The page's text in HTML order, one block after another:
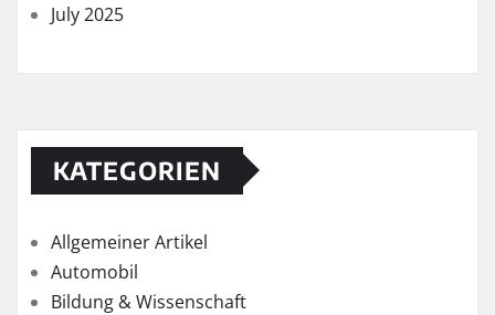
July 2025
KATEGORIEN
Allgemeiner Artikel
Automobil
Bildung & Wissenschaft